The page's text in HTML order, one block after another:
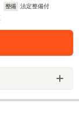
整備
法定整備付